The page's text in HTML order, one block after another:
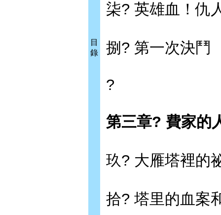
目
錄
柒? 英雄血！仇
捌? 第一次決鬥
?
第三章? 費家的
玖? 大雁塔裡的
拾? 塔里的血案